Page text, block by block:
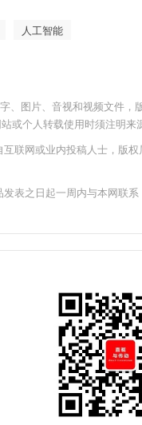
人工智能
、图片、音视和视频文件
或个人转载使用时须注明
联网或业内投稿人士，版
表之日起一周内与本网联